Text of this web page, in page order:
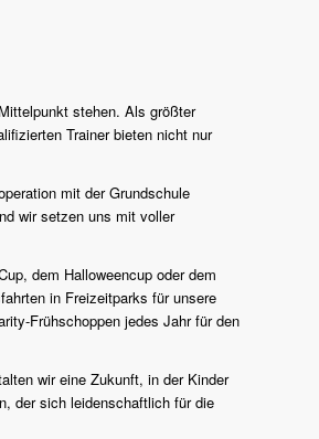
stehen. Als größter
Trainer bieten nicht nur
mit der Grundschule
wir setzen uns mit voller
dem Halloweencup oder dem
in Freizeitparks für unsere
Frühschoppen jedes Jahr für den
wir eine Zukunft, in der Kinder
der sich leidenschaftlich für die